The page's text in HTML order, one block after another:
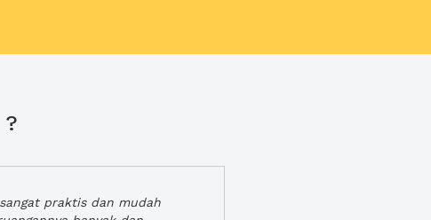
sangat praktis dan mudah